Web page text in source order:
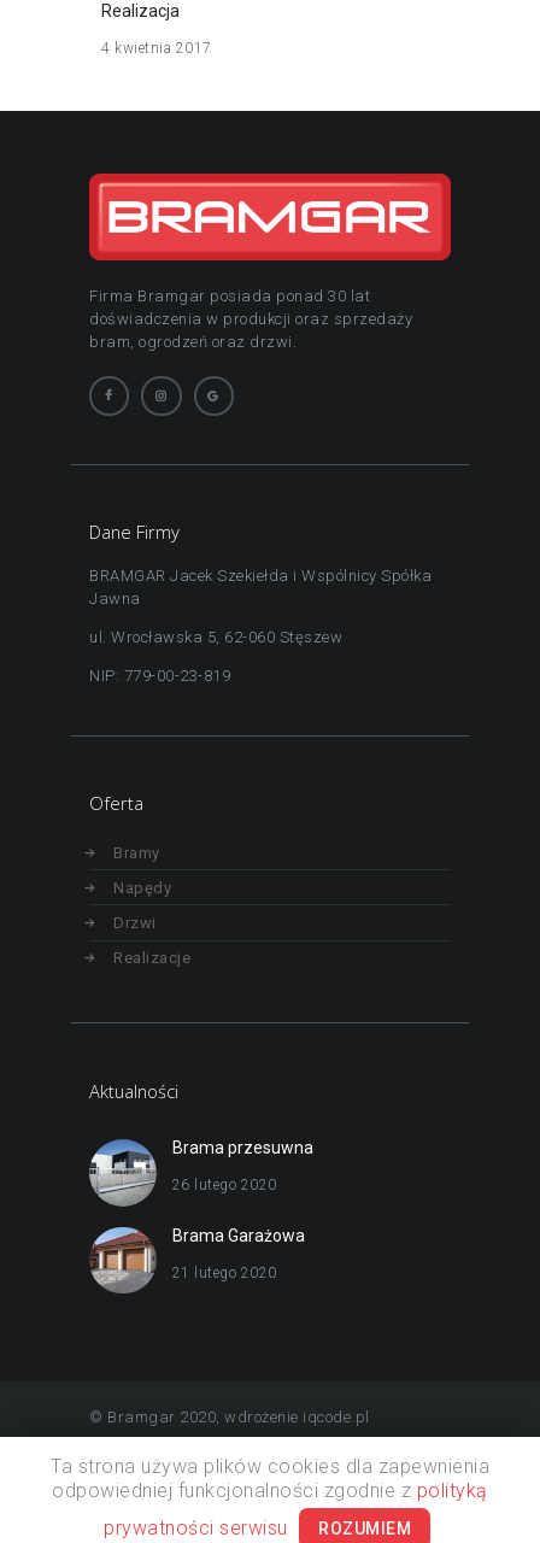
Realizacja
4 kwietnia 2017
Firma Bramgar posiada ponad 30 lat
doświadczenia w produkcji oraz sprzedaży
bram, ogrodzeń oraz drzwi.
Dane Firmy
BRAMGAR Jacek Szekiełda i Wspólnicy Spółka
Jawna
ul. Wrocławska 5, 62-060 Stęszew
NIP: 779-00-23-819
Oferta
Bramy
Napędy
Drzwi
Realizacje
Aktualności
Brama przesuwna
26 lutego 2020
Brama Garażowa
21 lutego 2020
© Bramgar 2020, wdrożenie iqcode.pl
Polityka prywatności Kontakt
Ta strona używa plików cookies dla zapewnienia
odpowiedniej funkcjonalności zgodnie z polityką
prywatności serwisu
ROZUMIEM